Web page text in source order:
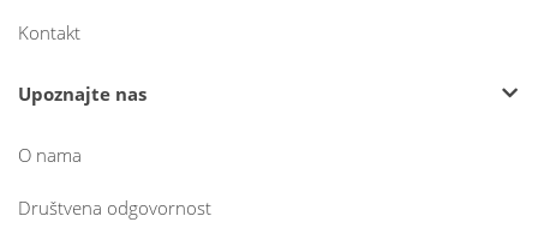
Kontakt
Upoznajte nas
O nama
Društvena odgovornost